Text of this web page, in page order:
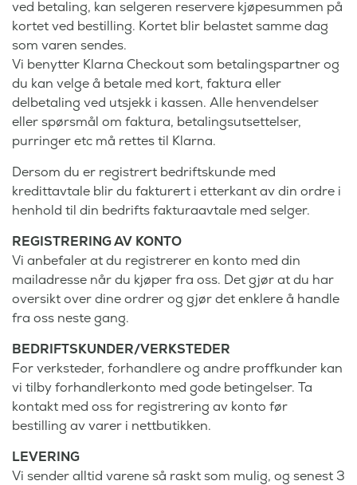
ved betaling, kan selgeren reservere kjøpesummen på
kortet ved bestilling. Kortet blir belastet samme dag
som varen sendes.
Vi benytter Klarna Checkout som betalingspartner og
du kan velge å betale med kort, faktura eller
delbetaling ved utsjekk i kassen. Alle henvendelser
eller spørsmål om faktura, betalingsutsettelser,
purringer etc må rettes til Klarna.
Dersom du er registrert bedriftskunde med
kredittavtale blir du fakturert i etterkant av din ordre i
henhold til din bedrifts fakturaavtale med selger.
REGISTRERING AV KONTO
Vi anbefaler at du registrerer en konto med din
mailadresse når du kjøper fra oss. Det gjør at du har
oversikt over dine ordrer og gjør det enklere å handle
fra oss neste gang.
BEDRIFTSKUNDER/VERKSTEDER
For verksteder, forhandlere og andre proffkunder kan
vi tilby forhandlerkonto med gode betingelser. Ta
kontakt med oss for registrering av konto før
bestilling av varer i nettbutikken.
LEVERING
Vi sender alltid varene så raskt som mulig, og senest 3